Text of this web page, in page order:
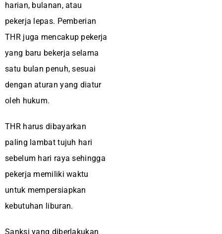
harian, bulanan, atau
pekerja lepas. Pemberian
THR juga mencakup pekerja
yang baru bekerja selama
satu bulan penuh, sesuai
dengan aturan yang diatur
oleh hukum.
THR harus dibayarkan
paling lambat tujuh hari
sebelum hari raya sehingga
pekerja memiliki waktu
untuk mempersiapkan
kebutuhan liburan.
Sanksi yang diberlakukan